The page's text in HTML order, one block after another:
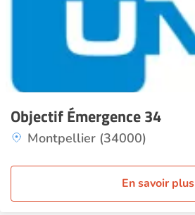
Objectif Émergence 34
Montpellier (34000)
En savoir plus